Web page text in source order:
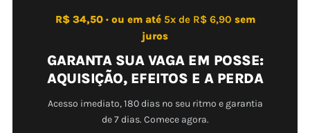
R$ 34,50 · ou em até 5x de R$ 6,90 sem
juros
GARANTA SUA VAGA EM POSSE:
AQUISIÇÃO, EFEITOS E A PERDA
Acesso imediato, 180 dias no seu ritmo e garantia
de 7 dias. Comece agora.